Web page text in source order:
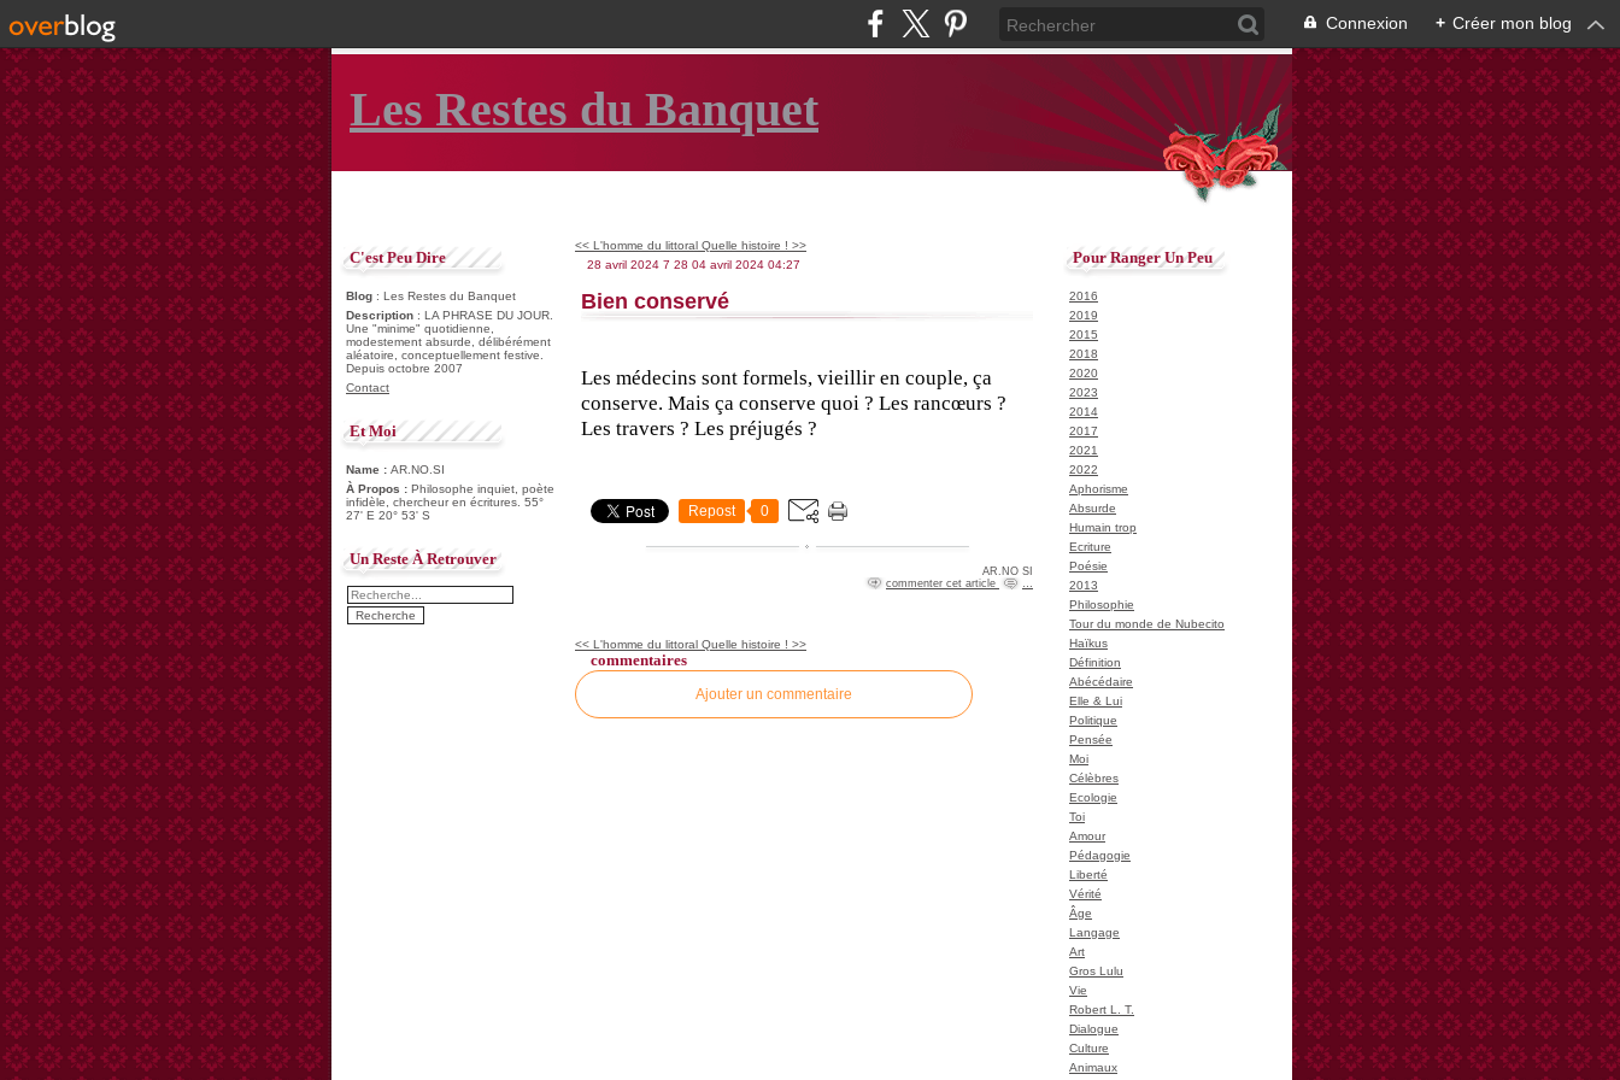
Connexion + Créer mon blog
Les Restes du Banquet
C'est Peu Dire
Blog : Les Restes du Banquet
Description : LA PHRASE DU JOUR.
Une "minime" quotidienne,
modestement absurde, délibérément
aléatoire, conceptuellement festive.
Depuis octobre 2007
Contact
Et Moi
Name : AR.NO.SI
À Propos : Philosophe inquiet, poète
infidèle, chercheur en écritures. 55°
27' E 20° 53' S
Un Reste À Retrouver
<< L'homme du littoral Quelle histoire ! >>
28 avril 2024 7 28 04 avril 2024 04:27
Bien conservé
Les médecins sont formels, vieillir en couple, ça
conserve. Mais ça conserve quoi ? Les rancœurs ?
Les travers ? Les préjugés ?
Repost 0
AR.NO SI
commenter cet article
<< L'homme du littoral Quelle histoire ! >>
commentaires
Ajouter un commentaire
Pour Ranger Un Peu
2016
2019
2015
2018
2020
2023
2014
2017
2021
2022
Aphorisme
Absurde
Humain trop
Ecriture
Poésie
2013
Philosophie
Tour du monde de Nubecito
Haïkus
Définition
Abécédaire
Elle & Lui
Politique
Pensée
Moi
Célèbres
Ecologie
Toi
Amour
Pédagogie
Liberté
Vérité
Âge
Langage
Art
Gros Lulu
Vie
Robert L. T.
Dialogue
Culture
Animaux